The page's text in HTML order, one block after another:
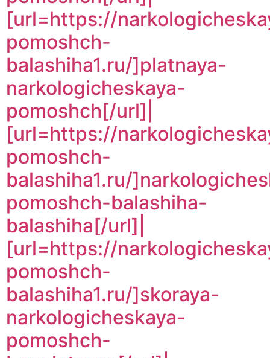
[url=https://
pomoshch-
balashiha1.ru/]platnaya-
narkologicheskaya-
pomoshch[/url]|
[url=https://
pomoshch-
balashiha1.ru/
pomoshch-balashiha-
balashiha[/url]|
[url=https://
pomoshch-
balashiha1.ru/]skoraya-
narkologicheskaya-
pomoshch-